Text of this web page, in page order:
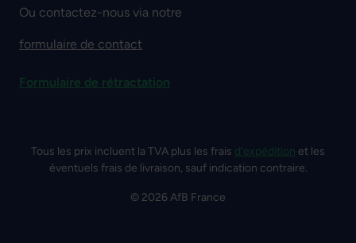
Ou contactez-nous via notre
formulaire de contact
Formulaire de rétractation
Tous les prix incluent la TVA plus les frais d'expédition et les
éventuels frais de livraison, sauf indication contraire.
© 2026 AfB France